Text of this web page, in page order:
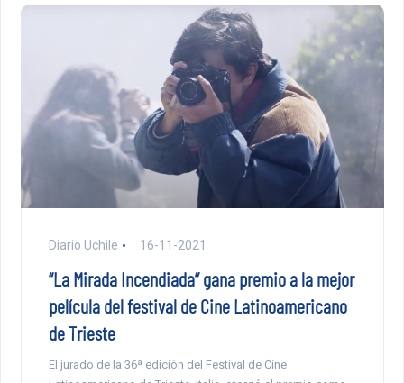
Diario Uchile 16-11-2021
“La Mirada Incendiada” gana premio a la mejor
película del festival de Cine Latinoamericano
de Trieste
El jurado de la 36ª edición del Festival de Cine